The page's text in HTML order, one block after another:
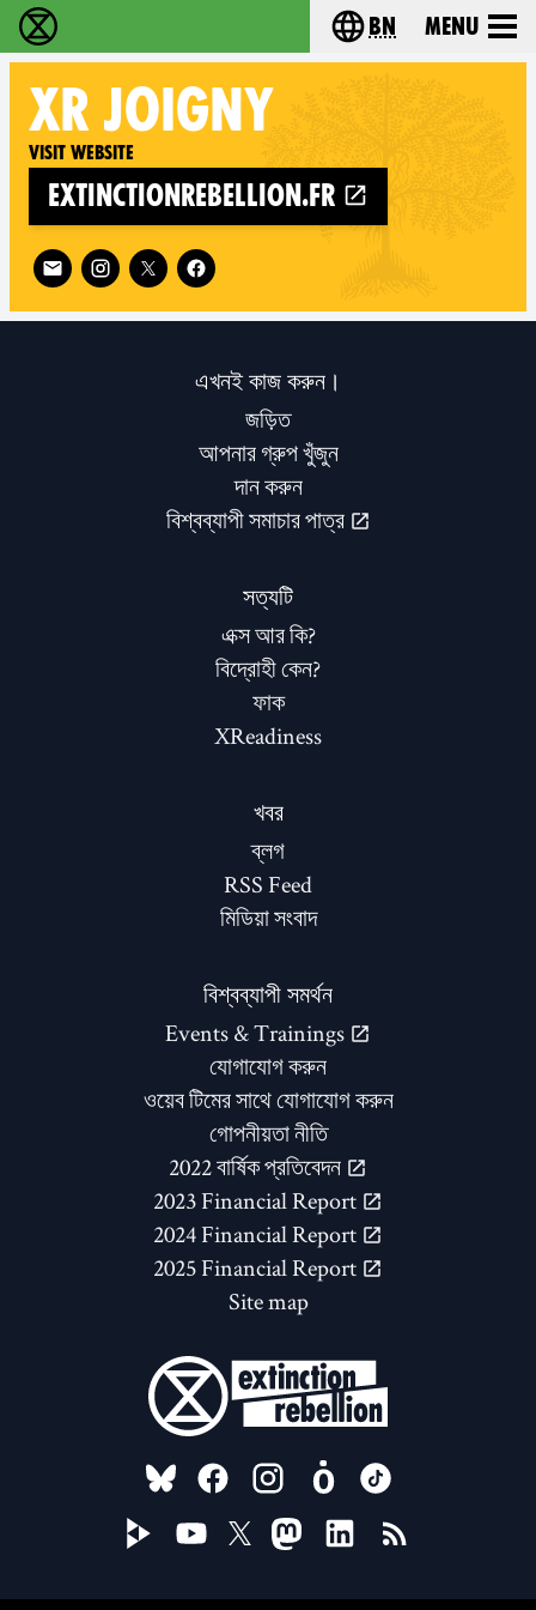
বিলুপ্তি বিদ্রোহ - Home Choose your
bn Menu
XR JOIGNY
Visit website
extinctionrebellion.fr
Follow XR Joigny on
এখনই কাজ করুন।
জড়িত
আপনার গ্রুপ খুঁজুন
দান করুন
বিশ্বব্যাপী সমাচার পাত্র
সত্যটি
এক্স আর কি?
বিদ্রোহী কেন?
ফাক
XReadiness
খবর
ব্লগ
RSS Feed
মিডিয়া সংবাদ
বিশ্বব্যাপী সমর্থন
Events & Trainings
যোগাযোগ করুন
ওয়েব টিমের সাথে যোগাযোগ করুন
গোপনীয়তা নীতি
2022 বার্ষিক প্রতিবেদন
2023 Financial Report
2024 Financial Report
2025 Financial Report
Site map
FOLLOW US ON